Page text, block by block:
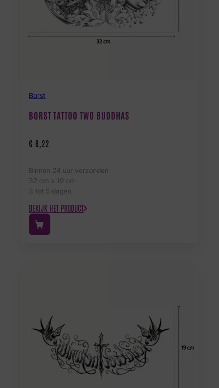
Borst
BORST TATTOO TWO BUDDHAS
€ 8,22
Binnen 24 uur verzonden
32 cm x 19 cm
3 tot 5 dagen
BEKIJK HET PRODUCT